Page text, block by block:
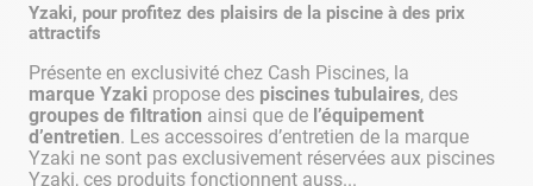
Démarrage/arrêt, paramètrage de la température...
Vous pouvez programmer votre prochaine séance
spa depuis votre téléphone pour en profiter une fois
rendu chez vous.
Spa semi-rigide
Yzaki, pour profitez des plaisirs de la piscine à des prix
attractifs
Présente en exclusivité chez Cash Piscines, la
marque Yzaki propose des piscines tubulaires, des
groupes de filtration ainsi que de l’équipement
d’entretien. Les accessoires d’entretien de la marque
Yzaki ne sont pas exclusivement réservées aux piscines
Yzaki, ces produits fonctionnent auss...